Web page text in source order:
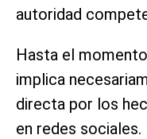
autoridad
Hasta el
implica
directa por los
en redes sociales.